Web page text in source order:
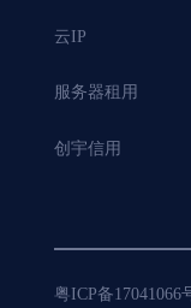
云IP
服务器租用
创宇信用
粤ICP备17041066